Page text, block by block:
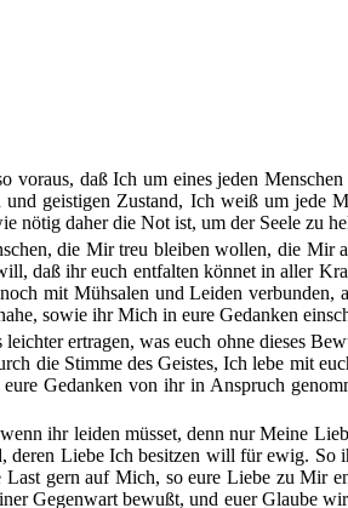
daß Ich um eines jeden
geistigen Zustand, Ich weiß um jede
nötig daher die Not ist, um der Seele zu
die Mir treu bleiben wollen, die Mir
daß ihr euch entfalten könnet in aller
mit Mühsalen und Leiden
sowie ihr Mich in eure Gedanken
ertragen, was euch ohne dieses
die Stimme des Geistes, Ich lebe mit
Gedanken von ihr in Anspruch
ihr leiden müsset, denn nur Meine
Liebe Ich besitzen will für ewig.
gern auf Mich, so eure Liebe zu Mir
Gegenwart bewußt, und euer Glaube